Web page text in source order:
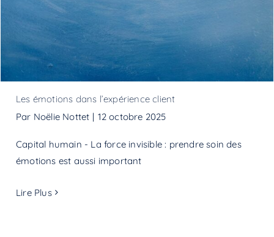
Les émotions dans l’expérience client
Par Noëlie Nottet | 12 octobre 2025
Capital humain - La force invisible : prendre soin des
émotions est aussi important
Lire Plus